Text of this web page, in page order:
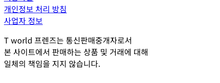
개인정보 처리 방침
사업자 정보
T world 프렌즈는 통신판매중개자로서
본 사이트에서 판매하는 상품 및 거래에 대해
일체의 책임을 지지 않습니다.